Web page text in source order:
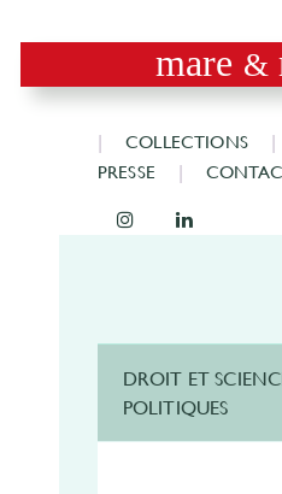
mare &
COLLECTIONS
PRESSE
DROIT ET
POLITIQUES